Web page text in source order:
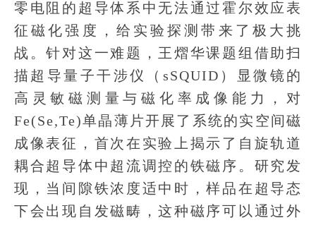
零电阻的超导体系中无法通过霍尔效应表
征磁化强度，给实验探测带来了极大挑
战。针对这一难题，王熠华课题组借助扫
描超导量子干涉仪（sSQUID）显微镜的
高灵敏磁测量与磁化率成像能力，对
Fe(Se,Te)单晶薄片开展了系统的实空间磁
成像表征，首次在实验上揭示了自旋轨道
耦合超导体中超流调控的铁磁序。研究发
现，当间隙铁浓度适中时，样品在超导态
下会出现自发磁畴，这种磁序可以通过外